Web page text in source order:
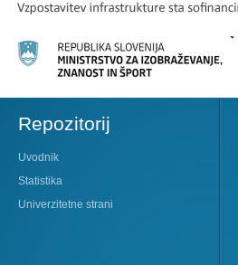
Repozitorij
Uvodnik
Statistika
Univerzitetne strani